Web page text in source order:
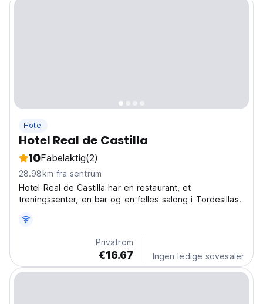
Hotel
Hotel Real de Castilla
10Fabelaktig(2)
28.98km fra sentrum
Hotel Real de Castilla har en restaurant, et
treningssenter, en bar og en felles salong i Tordesillas.
Privatrom
€16.67 Ingen ledige sovesaler